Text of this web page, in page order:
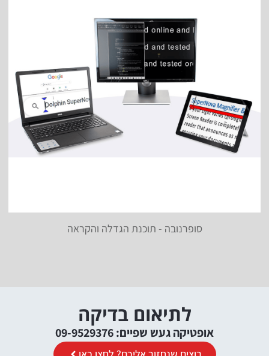
סופרנובה - תוכנת הגדלה והקראה
לתיאום בדיקה
אופטיקה געש שפיים: 09-9529376